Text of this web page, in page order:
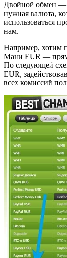
Двойной обмен —
нужная валюта,
использоваться
нам.
Например, хотим
Мани EUR —
По следующей
EUR,
всех комиссий